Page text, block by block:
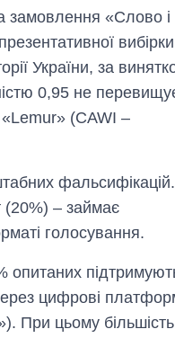
замовлення «Слово і
вибірки
України, за
0,95 не
(CAWI –
фальсифікацій.
(20%) – займає
голосування.
опитаних
цифрові
При цьому більшість
Дефіцит
роки і що
прогнозують
2027-й